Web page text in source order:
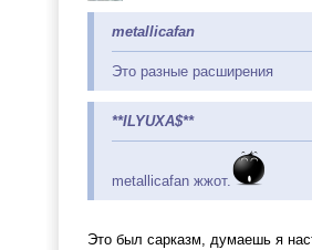
metallicafan
Это разные расширения
**ILYUXA$**
metallicafan жжот.
Это был сарказм, думаешь я